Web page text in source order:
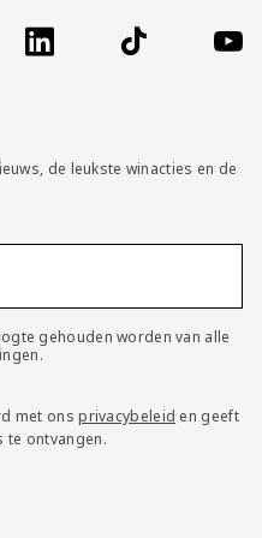
LinkedIn TikTok
de leukste winacties en de
gehouden worden van alle
met onsprivacybeleid en geeft
te ontvangen.